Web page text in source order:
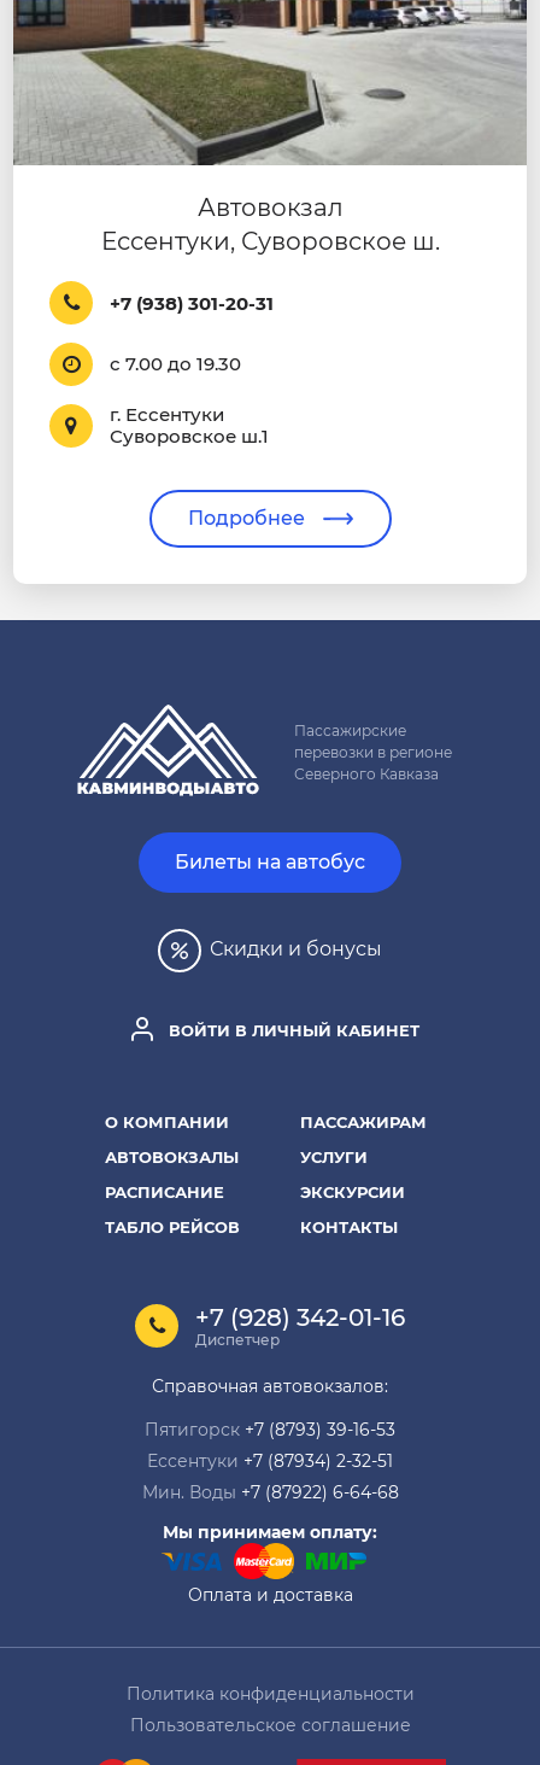
Автовокзал
Ессентуки, Суворовское ш.
+7 (938) 301-20-31
с 7.00 до 19.30
г. Ессентуки
Суворовское ш.1
Подробнее
Пассажирские
перевозки в регионе
Северного Кавказа
Билеты на автобус
Скидки и бонусы
ВОЙТИ В ЛИЧНЫЙ КАБИНЕТ
О КОМПАНИИ
АВТОВОКЗАЛЫ
РАСПИСАНИЕ
ТАБЛО РЕЙСОВ
ПАССАЖИРАМ
УСЛУГИ
ЭКСКУРСИИ
КОНТАКТЫ
+7 (928) 342-01-16
Диспетчер
Справочная автовокзалов:
Пятигорск +7 (8793) 39-16-53
Ессентуки +7 (87934) 2-32-51
Мин. Воды +7 (87922) 6-64-68
Мы принимаем оплату:
Оплата и доставка
Политика конфиденциальности
Пользовательское соглашение